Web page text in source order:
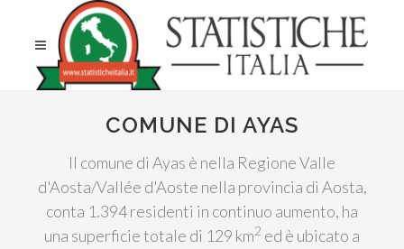
COMUNE DI AYAS
Il comune di Ayas è nella Regione Valle
d'Aosta/Vallée d'Aoste nella provincia di Aosta,
conta 1.394 residenti in continuo aumento, ha
una superficie totale di 129 km2 ed è ubicato a